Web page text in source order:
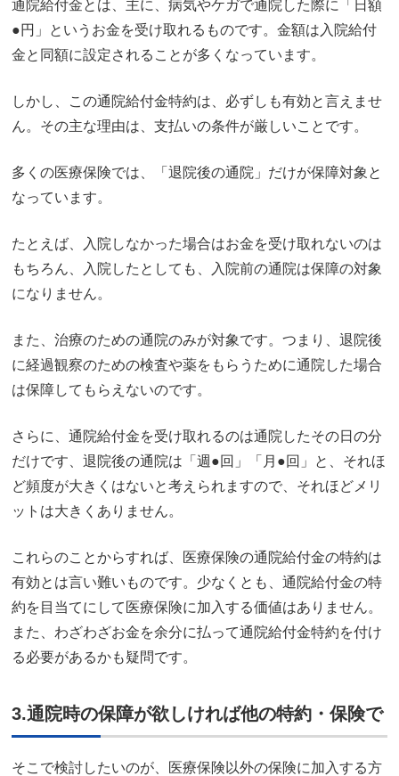
通院給付金とは、主に、病気やケガで通院した際に「日額
●円」というお金を受け取れるものです。金額は入院給付
金と同額に設定されることが多くなっています。
しかし、この通院給付金特約は、必ずしも有効と言えませ
ん。その主な理由は、支払いの条件が厳しいことです。
多くの医療保険では、「退院後の通院」だけが保障対象と
なっています。
たとえば、入院しなかった場合はお金を受け取れないのは
もちろん、入院したとしても、入院前の通院は保障の対象
になりません。
また、治療のための通院のみが対象です。つまり、退院後
に経過観察のための検査や薬をもらうために通院した場合
は保障してもらえないのです。
さらに、通院給付金を受け取れるのは通院したその日の分
だけです、退院後の通院は「週●回」「月●回」と、それほ
ど頻度が大きくはないと考えられますので、それほどメリ
ットは大きくありません。
これらのことからすれば、医療保険の通院給付金の特約は
有効とは言い難いものです。少なくとも、通院給付金の特
約を目当てにして医療保険に加入する価値はありません。
また、わざわざお金を余分に払って通院給付金特約を付け
る必要があるかも疑問です。
3.通院時の保障が欲しければ他の特約・保険で
そこで検討したいのが、医療保険以外の保険に加入する方